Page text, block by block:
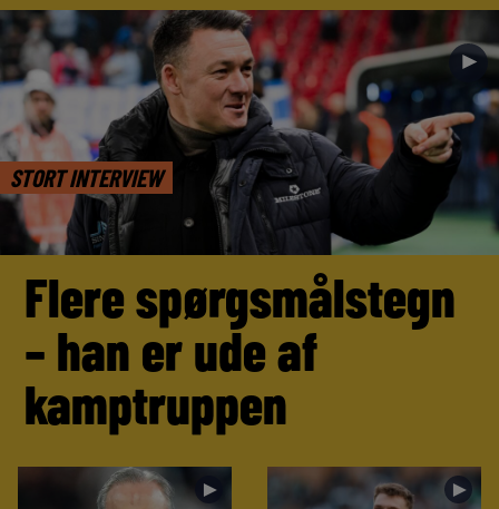
STORT INTERVIEW
►
Flere spørgsmålstegn
– han er ude af
kamptruppen
► ►